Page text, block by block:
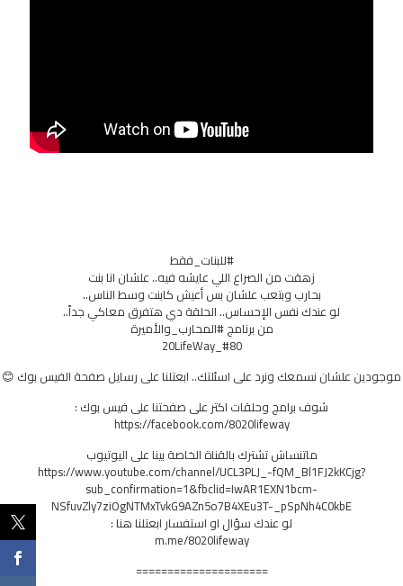
#للبنات_فقط
زهقت من الصراع اللي عايشه فيه.. علشان انا بنت
بحارب وبتعب علشان بس أعيش كابنت وسط الناس..
لو عندك نفس الإحساس.. الحلقة دي هتفرق معاكي جداً..
من برنامج #المحارب_والأميرة
#80_20LifeWay
موجودين علشان نسمعك ونرد على اسئلتك.. ابعتلنا على رسايل صفحة الفيس بوك 😊
شوف برامج وحلقات اكتر على صفحتنا على فيس بوك :
https://facebook.com/8020lifeway
ماتنساش تشترك بالقناة الخاصة بينا على اليوتيوب
https://www.youtube.com/channel/UCL3PLJ_-fQM_Bl1FJ2kKCjg?
sub_confirmation=1&fbclid=IwAR1EXN1bcm-
NSfuvZly7ziOgNTMxTvkG9AZn5o7B4XEu3T-_pSpNh4C0kbE
لو عندك سؤال او استفسار ابعتلنا هنا :
m.me/8020lifeway
=====================